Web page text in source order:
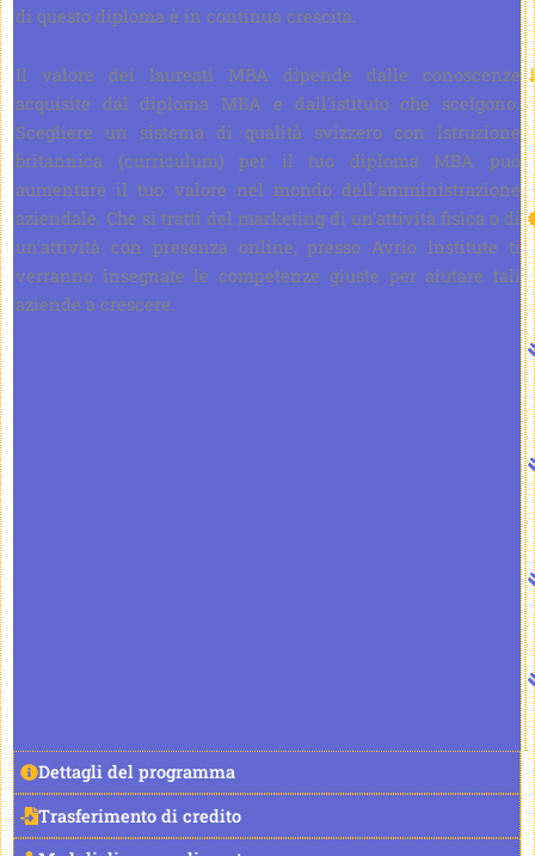
Dettagli del programma
Trasferimento di credito
di questo diploma è in continua crescita.
Il valore dei laureati MBA dipende dalle conoscenze
acquisite dal diploma MBA e dall'istituto che scelgono.
Scegliere un sistema di qualità svizzero con istruzione
britannica (curriculum) per il tuo diploma MBA può
aumentare il tuo valore nel mondo dell'amministrazione
aziendale. Che si tratti del marketing di un'attività fisica o di
un'attività con presenza online, presso Avrio Institute ti
verranno insegnate le competenze giuste per aiutare tali
aziende a crescere.